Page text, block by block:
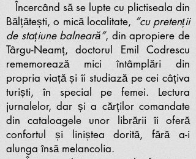
Încercând să se lupte cu plictiseala din
Bălțătești, o mică localitate, ”cu pretenții
de stațiune balneară”, din apropiere de
Târgu-Neamț, doctorul Emil Codrescu
rememorează mici întâmplări din
propria viață și îi studiază pe cei câțiva
turiști, în special pe femei. Lectura
jurnalelor, dar și a cărților comandate
din cataloagele unor librării îi oferă
confortul și liniștea dorită, fără a-i
alunga însă melancolia.